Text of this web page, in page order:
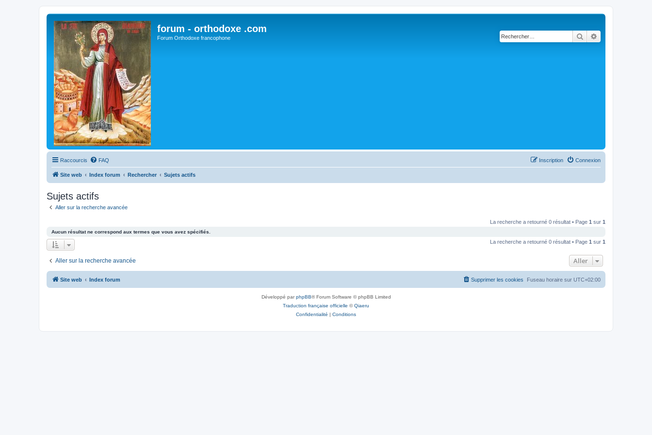
forum - orthodoxe .com
Forum Orthodoxe francophone Rechercher
Raccourcis FAQ Connexion
Inscription
Site web Index forum Rechercher Sujets actifs
Sujets actifs
Aller sur la recherche avancée
La recherche a retourné 0 résultat • Page 1 sur 1
Aucun résultat ne correspond aux termes que vous avez spécifiés.
La recherche a retourné 0 résultat • Page 1 sur 1
Aller sur la recherche avancée Aller
Site web Index forum Fuseau horaire sur UTC+02:00
Supprimer les cookies
Développé parphpBB® Forum Software © phpBB Limited
Traduction française officielle ©Qiaeru
Confidentialité | Conditions